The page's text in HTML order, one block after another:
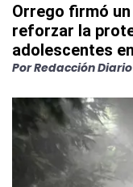
Orrego firmó un
reforzar la
adolescentes
PorRedacción